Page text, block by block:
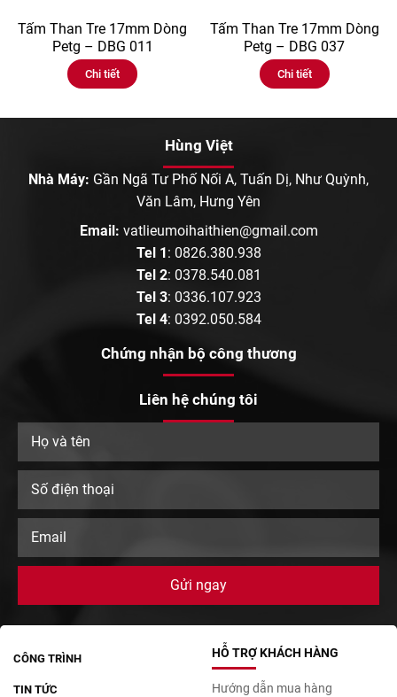
Tấm Than Tre 17mm Dòng
Petg – DBG 011
Chi tiết
Tấm Than Tre 17mm Dòng
Petg – DBG 037
Chi tiết
Hùng Việt
Nhà Máy: Gần Ngã Tư Phố Nối A, Tuấn Dị, Như Quỳnh,
Văn Lâm, Hưng Yên
Email: vatlieumoihaithien@gmail.com
Tel 1: 0826.380.938
Tel 2: 0378.540.081
Tel 3: 0336.107.923
Tel 4: 0392.050.584
Chứng nhận bộ công thương
Liên hệ chúng tôi
CÔNG TRÌNH
TIN TỨC
HỖ TRỢ KHÁCH HÀNG
Hướng dẫn mua hàng